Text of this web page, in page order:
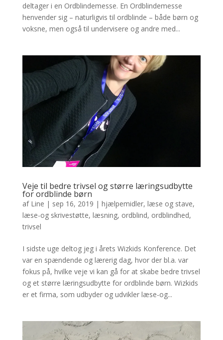
deltager i en Ordblindemesse. En Ordblindemesse
henvender sig – naturligvis til ordblinde – både børn og
voksne, men også til undervisere og andre med...
Veje til bedre trivsel og større læringsudbytte
for ordblinde børn
af Line | sep 16, 2019 | hjælpemidler, læse og stave,
læse-og skrivestøtte, læsning, ordblind, ordblindhed,
trivsel
I sidste uge deltog jeg i årets Wizkids Konference. Det
var en spændende og lærerig dag, hvor der bl.a. var
fokus på, hvilke veje vi kan gå for at skabe bedre trivsel
og et større læringsudbytte for ordblinde børn. Wizkids
er et firma, som udbyder og udvikler læse-og...